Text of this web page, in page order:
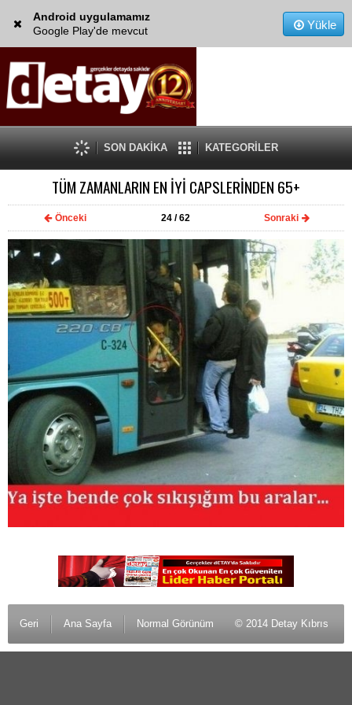
Android uygulamamız
Google Play'de mevcut
Yükle
SON DAKİKA KATEGORİLER
TÜM ZAMANLARIN EN İYİ CAPSLERİNDEN 65+
Önceki 24 / 62 Sonraki
Geri Ana Sayfa Normal Görünüm © 2014 Detay Kıbrıs